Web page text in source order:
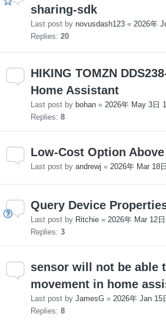
sharing-sdk
Last post by novusdash123 « 2026年
Replies: 20
HIKING TOMZN
Home Assistant
Last post by bohan « 2026年 May 3日
Replies: 8
Low-Cost Option
Last post by andrewj « 2026年 Mar 18
Query Device
Last post by Ritchie « 2026年 Mar 12
Replies: 3
sensor will not be able
movement in home
Last post by JamesG « 2026年 Jan 15
Replies: 8